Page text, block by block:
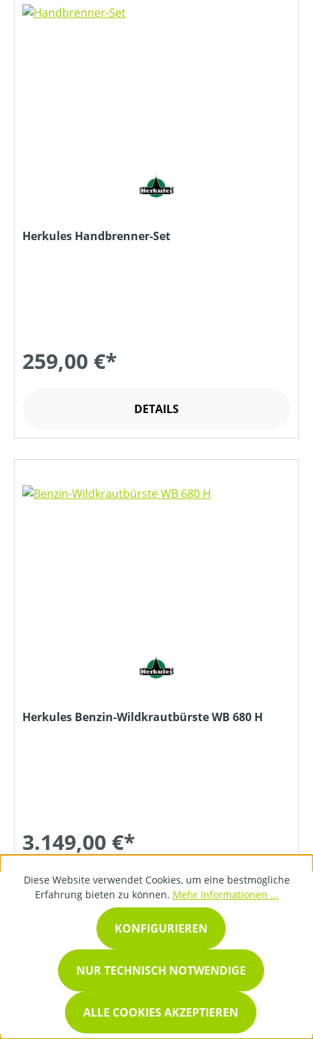
Herkules Handbrenner-Set
259,00 €*
DETAILS
Herkules Benzin-Wildkrautbürste WB 680 H
3.149,00 €*
DETAILS
Diese Website verwendet Cookies, um eine bestmögliche
Erfahrung bieten zu können. Mehr Informationen ...
NUR TECHNISCH NOTWENDIGE
KONFIGURIEREN
ALLE COOKIES AKZEPTIEREN